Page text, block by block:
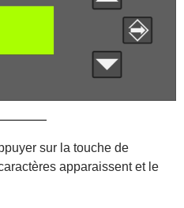
sur la touche de
apparaissent et le